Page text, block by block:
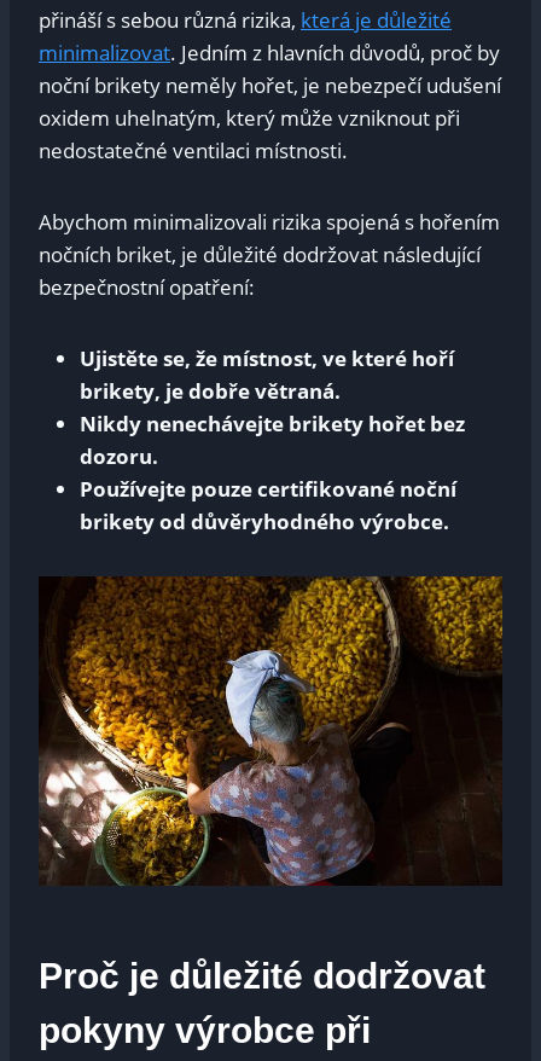
přináší s sebou různá rizika, která je důležité
minimalizovat. Jedním z hlavních důvodů, proč by
noční brikety neměly hořet, je nebezpečí udušení
oxidem uhelnatým, který může vzniknout při
nedostatečné ventilaci místnosti.
Abychom minimalizovali rizika spojená s hořením
nočních briket, je důležité dodržovat následující
bezpečnostní opatření:
Ujistěte se, že místnost, ve které hoří
brikety, je dobře větraná.
Nikdy nenechávejte brikety hořet bez
dozoru.
Používejte pouze certifikované noční
brikety od důvěryhodného výrobce.
Proč je důležité dodržovat
pokyny výrobce při